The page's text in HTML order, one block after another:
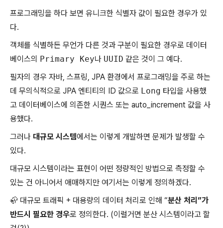
프로그래밍을 하다 보면 유니크한 식별자 값이 필요한 경우가 있
다.
객체를 식별하든 무언가 다른 것과 구분이 필요한 경우로 데이터
베이스의 Primary Key나 UUID 같은 것이 그 예다.
필자의 경우 자바, 스프링, JPA 환경에서 프로그래밍을 주로 하는
데 무의식적으로 JPA 엔티티의 ID 값으로 Long 타입을 사용했
고 데이터베이스에 의존한 시퀀스 또는 auto_increment 값을 사
용했다.
그러나 대규모 시스템에서는 이렇게 개발하면 문제가 발생할 수
있다.
대규모 시스템이라는 표현이 어떤 정량적인 방법으로 측정할 수
있는 건 아니어서 애매하지만 여기서는 이렇게 정의하겠다.
🦣 대규모 트래픽 + 대용량의 데이터 처리로 인해 “분산 처리”가
반드시 필요한 경우로 정의한다. (이럴거면 분산 시스템이라고 할